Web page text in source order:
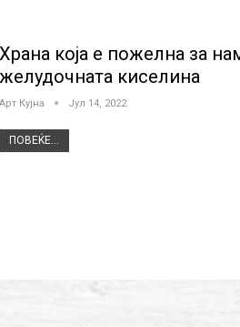
Храна која е пожелна за
желудочната киселина
Арт Кујна Јул 14, 2022
ПОВЕЌЕ...